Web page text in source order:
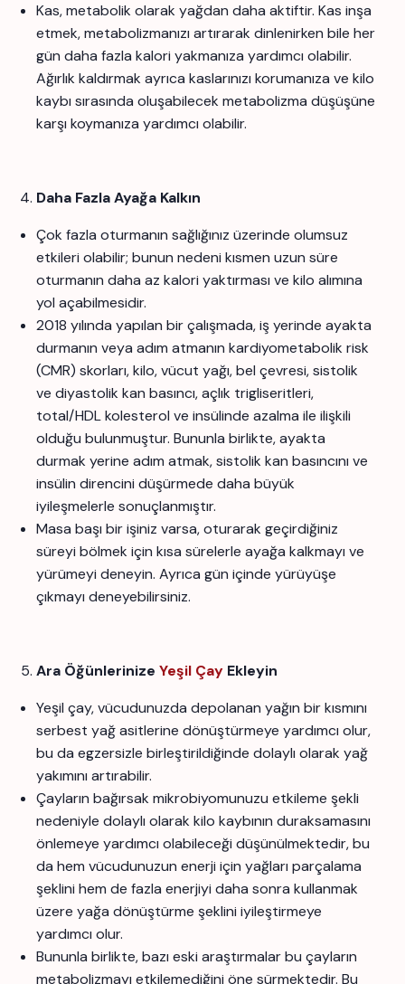
Kas, metabolik olarak yağdan daha aktiftir. Kas inşa
etmek, metabolizmanızı artırarak dinlenirken bile her
gün daha fazla kalori yakmanıza yardımcı olabilir.
Ağırlık kaldırmak ayrıca kaslarınızı korumanıza ve kilo
kaybı sırasında oluşabilecek metabolizma düşüşüne
karşı koymanıza yardımcı olabilir.
Daha Fazla Ayağa Kalkın
Çok fazla oturmanın sağlığınız üzerinde olumsuz
etkileri olabilir; bunun nedeni kısmen uzun süre
oturmanın daha az kalori yaktırması ve kilo alımına
yol açabilmesidir.
2018 yılında yapılan bir çalışmada, iş yerinde ayakta
durmanın veya adım atmanın kardiyometabolik risk
(CMR) skorları, kilo, vücut yağı, bel çevresi, sistolik
ve diyastolik kan basıncı, açlık trigliseritleri,
total/HDL kolesterol ve insülinde azalma ile ilişkili
olduğu bulunmuştur. Bununla birlikte, ayakta
durmak yerine adım atmak, sistolik kan basıncını ve
insülin direncini düşürmede daha büyük
iyileşmelerle sonuçlanmıştır.
Masa başı bir işiniz varsa, oturarak geçirdiğiniz
süreyi bölmek için kısa sürelerle ayağa kalkmayı ve
yürümeyi deneyin. Ayrıca gün içinde yürüyüşe
çıkmayı deneyebilirsiniz.
Ara Öğünlerinize Yeşil Çay Ekleyin
Yeşil çay, vücudunuzda depolanan yağın bir kısmını
serbest yağ asitlerine dönüştürmeye yardımcı olur,
bu da egzersizle birleştirildiğinde dolaylı olarak yağ
yakımını artırabilir.
Çayların bağırsak mikrobiyomunuzu etkileme şekli
nedeniyle dolaylı olarak kilo kaybının duraksamasını
önlemeye yardımcı olabileceği düşünülmektedir, bu
da hem vücudunuzun enerji için yağları parçalama
şeklini hem de fazla enerjiyi daha sonra kullanmak
üzere yağa dönüştürme şeklini iyileştirmeye
yardımcı olur.
Bununla birlikte, bazı eski araştırmalar bu çayların
metabolizmayı etkilemediğini öne sürmektedir. Bu